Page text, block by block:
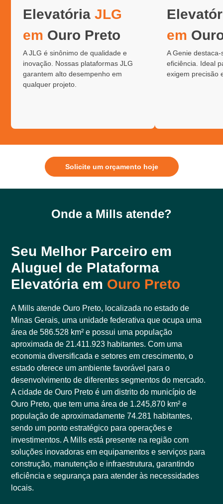
ElevatóriaJLG
em Ouro Preto
A JLG é sinônimo de qualidade e
inovação. Nossas plataformas JLG
garantem alto desempenho em
qualquer projeto.
em
A Genie
eficiência. Ideal
exigem precisão
Solicite um orçamento hoje
Onde a Mills atende?
Seu Melhor Parceiro em
Aluguel de Plataforma
Elevatória em Ouro Preto
A Mills atende Ouro Preto, localizada no estado de
Minas Gerais, uma unidade federativa que ocupa uma
área de 586.528 km² e possui uma população
aproximada de 21.411.923 habitantes. Com uma
economia diversificada e setores em crescimento, o
estado oferece um ambiente favorável para o
desenvolvimento de diferentes segmentos do mercado.
A cidade de Ouro Preto é um distrito do município de
Ouro Preto, que tem uma área de 1.245,870 km² e
população de aproximadamente 74.281 habitantes,
sendo um ponto estratégico para operações e
investimentos. A Mills está presente na região com
soluções inovadoras em equipamentos e serviços para
construção, manutenção e infraestrutura, garantindo
eficiência e segurança para atender às necessidades
locais.